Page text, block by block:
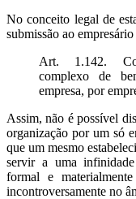
No conceito legal de
submissão ao
Art. 1.142.
complexo de
empresa, por
Assim, não é possível
organização por um só
que um mesmo
servir a uma
formal e
incontroversamente no